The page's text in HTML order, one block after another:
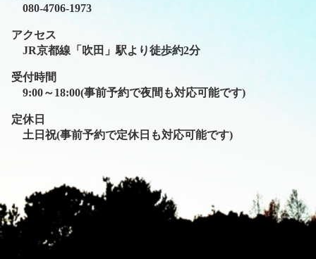
080-4706-1973
アクセス
JR京都線「吹田」駅より徒歩約2分
受付時間
9:00～18:00(事前予約で夜間も対応可能です)
定休日
土日祝(事前予約で定休日も対応可能です)